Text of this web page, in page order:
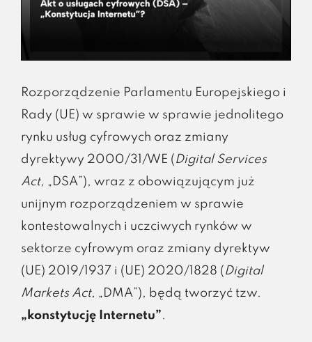
Rozporządzenie Parlamentu Europejskiego i
Rady (UE) w sprawie w sprawie jednolitego
rynku usług cyfrowych oraz zmiany
dyrektywy 2000/31/WE ( Digital Services
Act, „DSA”), wraz z obowiązującym już
unijnym rozporządzeniem w sprawie
kontestowalnych i uczciwych rynków w
sektorze cyfrowym oraz zmiany dyrektyw
(UE) 2019/1937 i (UE) 2020/1828 ( Digital
Markets Act, „DMA”), będą tworzyć tzw.
„konstytucję Internetu”.